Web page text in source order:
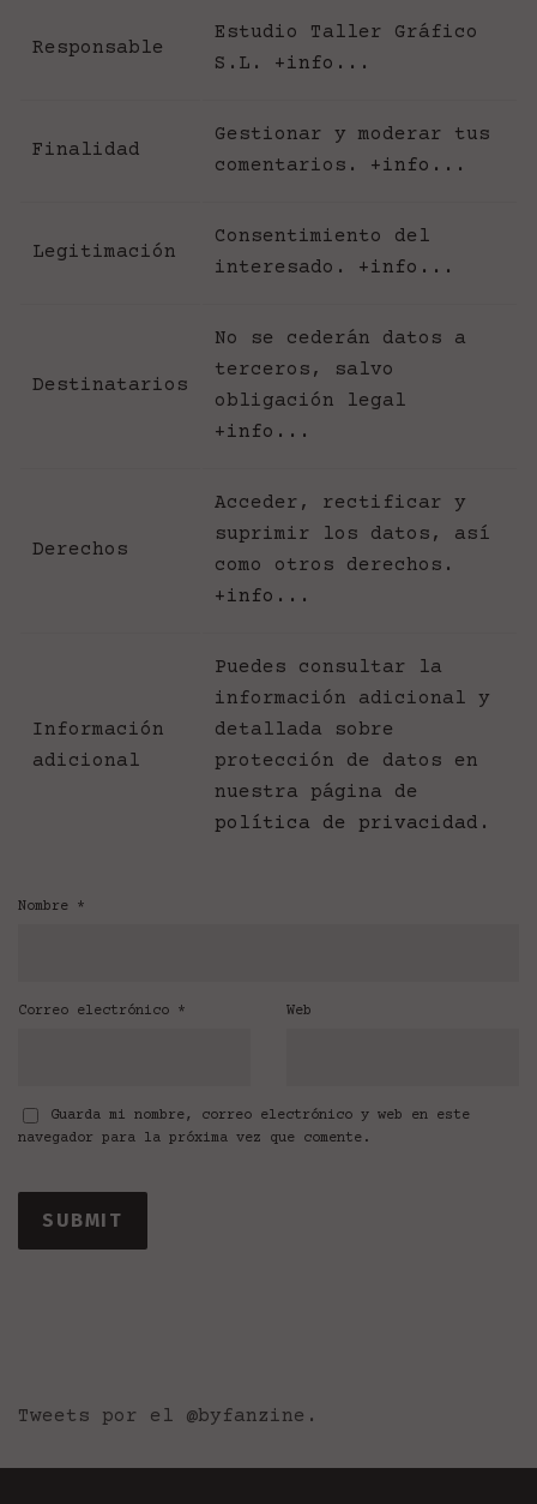
Responsable
Estudio Taller Gráfico
S.L. +info...
Finalidad
Gestionar y moderar tus
comentarios. +info...
Legitimación
Consentimiento del
interesado. +info...
Destinatarios
No se cederán datos a
terceros, salvo
obligación legal
+info...
Derechos
Acceder, rectificar y
suprimir los datos, así
como otros derechos.
+info...
Información
adicional
Puedes consultar la
información adicional y
detallada sobre
protección de datos en
nuestra página de
política de privacidad .
Nombre *
Correo electrónico * Web
Guarda mi nombre, correo electrónico y web en este
navegador para la próxima vez que comente.
Tweets por el @byfanzine.